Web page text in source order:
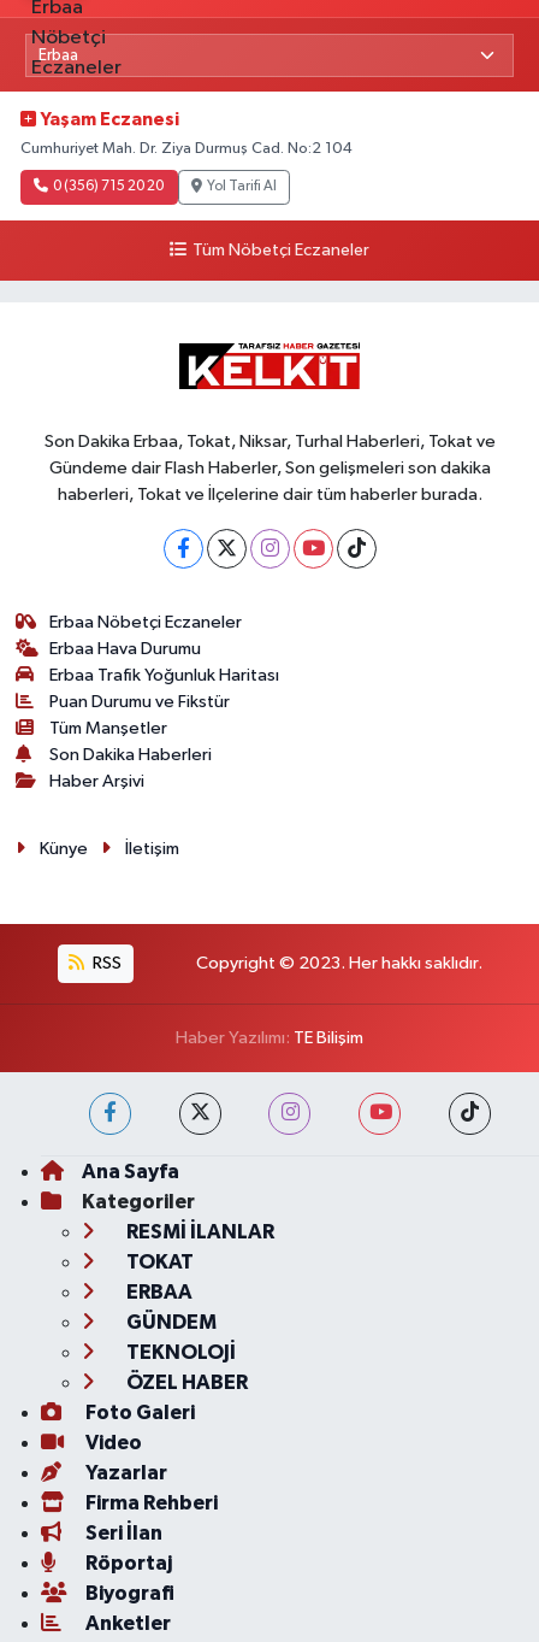
Yaşam Eczanesi
Cumhuriyet Mah. Dr. Ziya Durmuş Cad. No:2 104
0 (356) 715 20 20 Yol Tarifi Al
Tüm Nöbetçi Eczaneler
Son Dakika Erbaa, Tokat, Niksar, Turhal Haberleri, Tokat ve
Gündeme dair Flash Haberler, Son gelişmeleri son dakika
haberleri, Tokat ve İlçelerine dair tüm haberler burada.
Erbaa Nöbetçi Eczaneler
Erbaa Hava Durumu
Erbaa Trafik Yoğunluk Haritası
Puan Durumu ve Fikstür
Tüm Manşetler
Son Dakika Haberleri
Haber Arşivi
Künye İletişim
RSS Copyright © 2023. Her hakkı saklıdır.
Haber Yazılımı: TE Bilişim
Ana Sayfa
Kategoriler
RESMİ İLANLAR
TOKAT
ERBAA
GÜNDEM
TEKNOLOJİ
ÖZEL HABER
Foto Galeri
Video
Yazarlar
Firma Rehberi
Seri İlan
Röportaj
Biyografi
Anketler